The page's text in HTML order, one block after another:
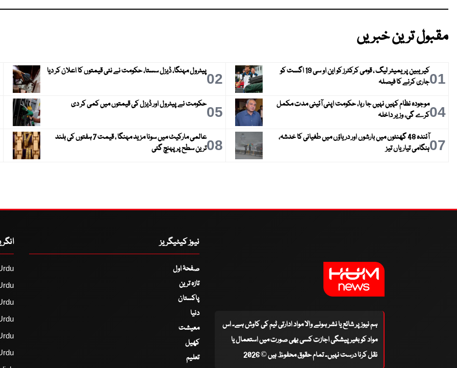
مقبول ترین خبریں
01
کیریبین پریمیئر لیگ ، قومی کرکٹرز کو این او سی 19 اگست کو
جاری کرنے کا فیصلہ
02پیٹرول مہنگا، ڈیزل سستا، حکومت نے نئی قیمتوں کا اعلان کر دیا
04موجودہ نظام کہیں نہیں جا رہا، حکومت اپنی آئینی مدت مکمل
کرے گی، وزیر داخلہ
05حکومت نے پیٹرول اور ڈیزل کی قیمتوں میں کمی کر دی
07
آئندہ 48 گھنٹوں میں بارشوں اور دریاؤں میں طغیانی کا خدشہ،
ہنگامی تیاریاں تیز
08
عالمی مارکیٹ میں سونا مزید مہنگا ، قیمت 7 ہفتوں کی بلند
ترین سطح پر پہنچ گئی
ہم نیوز پر شائع یا نشر ہونے والا مواد ادارتی ٹیم کی کاوش ہے۔ اس
مواد کو بغیر پیشگی اجازت کسی بھی صورت میں استعمال یا
نقل کرنا درست نہیں۔ تمام حقوق محفوظ ہیں © 2026
نیوز کیٹیگریز
صفحۂ اول
تازہ ترین
پاکستان
دنیا
معیشت
کھیل
تعلیم